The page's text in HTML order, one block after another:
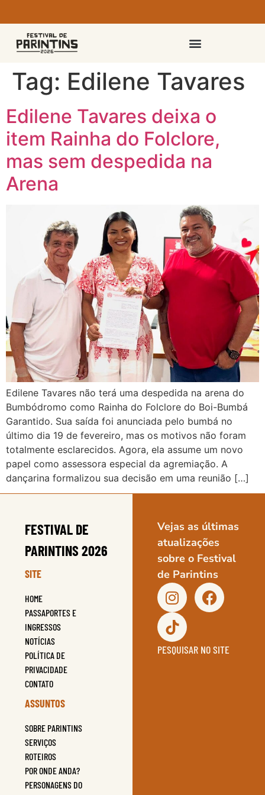
Tag: Edilene Tavares
Edilene Tavares deixa o
item Rainha do Folclore,
mas sem despedida na
Arena
Edilene Tavares não terá uma despedida na arena do
Bumbódromo como Rainha do Folclore do Boi-Bumbá
Garantido. Sua saída foi anunciada pelo bumbá no
último dia 19 de fevereiro, mas os motivos não foram
totalmente esclarecidos. Agora, ela assume um novo
papel como assessora especial da agremiação. A
dançarina formalizou sua decisão em uma reunião […]
FESTIVAL DE
PARINTINS 2026
SITE
HOME
PASSAPORTES E
INGRESSOS
NOTÍCIAS
POLÍTICA DE
PRIVACIDADE
CONTATO
ASSUNTOS
SOBRE PARINTINS
SERVIÇOS
ROTEIROS
POR ONDE ANDA?
PERSONAGENS DO
Vejas as últimas
atualizações
sobre o Festival
de Parintins
PESQUISAR NO SITE